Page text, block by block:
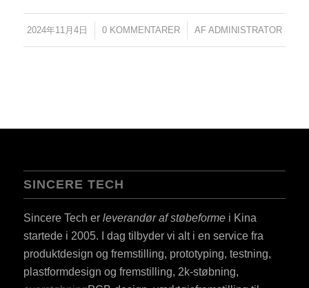
2024年11月4日
/ 0 KOMMENTARER
/ AF ADMINISTRATOR
SINCERE TECH
Sincere Tech er leverandør af støbeformei Kina
startede i 2005. I dag tilbyder vi alt i en service fra
produktdesign og fremstilling, prototyping, testning,
plastformdesign og fremstilling, 2k-støbning,